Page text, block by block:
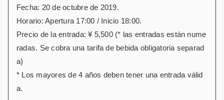
Fecha: 20 de octubre de 2019.
Horario: Apertura 17:00 / Inicio 18:00.
Precio de la entrada: ¥ 5,500 (* las entradas están nume
radas. Se cobra una tarifa de bebida obligatoria separad
a)
* Los mayores de 4 años deben tener una entrada válid
a.